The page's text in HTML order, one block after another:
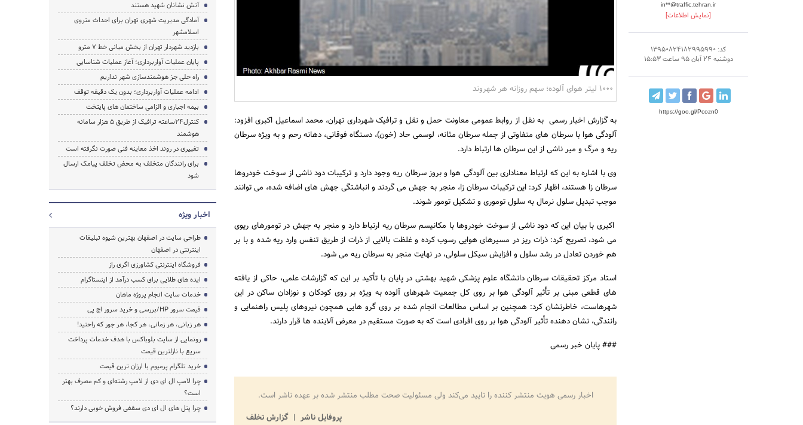
in**@traffic.tehran.ir
[نمایش اطلاعات]
کد: 13950824182995990
دوشنبه 24 آبان 95 ساعت 15:53
https://goo.gl/Pcozn0
1000 لیتر هوای آلوده؛ سهم روزانه هر شهروند
به گزارش اخبار رسمی به نقل از روابط عمومی معاونت حمل و نقل و ترافیک شهرداری تهران، محمد اسماعیل اکبری افزود:
آلودگی هوا با سرطان ‌های متفاوتی از جمله سرطان مثانه، لوسمی حاد (خون)، دستگاه فوقانی، دهانه رحم و به ویژه سرطان
ریه و مرگ و میر ناشی از این سرطان ها ارتباط دارد.
وی با اشاره به این که ارتباط معناداری بین آلودگی هوا و بروز سرطان ریه وجود دارد و ترکیبات دود ناشی از سوخت خودروها
سرطان زا هستند، اظهار کرد: این ترکیبات سرطان زا، منجر به جهش می گردند و انباشتگی جهش های اضافه شده، می توانند
موجب تبدیل سلول نرمال به سلول توموری و تشکیل تومور شوند.
اکبری با بیان این که دود ناشی از سوخت خودروها با مکانیسم سرطان ریه ارتباط دارد و منجر به جهش در تومورهای ریوی
می شود، تصریح کرد: ذرات ریز در مسیرهای هوایی رسوب کرده و غلظت بالایی از ذرات از طریق تنفس وارد ریه شده و با بر
هم خوردن تعادل در رشد سلول و افزایش سیکل سلولی، در نهایت منجر به سرطان ریه می شود.
استاد مرکز تحقیقات سرطان دانشگاه علوم پزشکی شهید بهشتی در پایان با تأکید بر این که گزارشات علمی، حاکی از یافته
های قطعی مبنی بر تأثیر آلودگی هوا بر روی کل جمعیت شهرهای آلوده به ویژه بر روی کودکان و نوزادان ساکن در این
شهرهاست، خاطرنشان کرد: همچنین بر اساس مطالعات انجام شده بر روی گرو هایی همچون نیروهای پلیس راهنمایی و
رانندگی، نشان دهنده تأثیر آلودگی هوا بر روی افرادی است که به صورت مستقیم در معرض آلاینده ها قرار دارند.
### پایان خبر رسمی
اخبار رسمی هویت منتشر کننده را تایید می‌کند ولی مسئولیت صحت مطلب منتشر شده بر عهده ناشر است.
پروفایل ناشر
گزارش تخلف
آتش نشانان شهید هستند
آمادگی مدیریت شهری تهران برای احداث متروی
اسلامشهر
بازدید شهردار تهران از بخش میانی خط 7 مترو
پایان عملیات آواربرداری؛ آغاز عملیات شناسایی
راه حلی جز هوشمندسازی شهر نداریم
ادامه عملیات آواربرداری؛ بدون یک دقیقه توقف
بیمه اجباری و الزامی ساختمان های پایتخت
کنترل24ساعته ترافیک از طریق 5 هزار سامانه
هوشمند
تغییری در روند اخذ معاینه فنی صورت نگرفته است
برای رانندگان متخلف به محض تخلف پیامک ارسال
شود
اخبار ویژه
طراحی سایت در اصفهان بهترین شیوه تبلیغات
اینترنتی در اصفهان
فروشگاه اینترنتی کشاورزی اگری راز
ایده های طلایی برای کسب درآمد از اینستاگرام
خدمات سایت انجام پروژه ماهان
قیمت سرور HP/بررسی و خرید سرور اچ پی
هر زبانی، هر زمانی، هر کجا، هر جور که راحتید!
رونمایی از سایت بلوباکس با هدف خدمات پرداخت
سریع با نازلترین قیمت
خرید تلگرام پرمیوم با ارزان ترین قیمت
چرا لامپ ال ای دی از لامپ رشته‌ای و کم مصرف بهتر
است؟
چرا پنل های ال ای دی سقفی فروش خوبی دارند؟